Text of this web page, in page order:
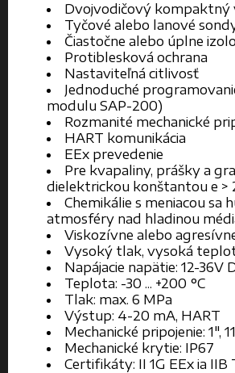
Dvojvodičový kompaktný
Tyčové alebo lanové
Čiastočne alebo úplne
Protiblesková ochrana
Nastaviteľná citlivosť
Jednoduché
modulu SAP-200)
Rozmanité mechanické
HART komunikácia
EEx prevedenie
Pre kvapaliny, prášky a
dielektrickou konštantou e >
Chemikálie s meniacou sa
atmosféry nad hladinou
Viskozívne alebo
Vysoký tlak, vysoká
Napájacie napätie: 12-36V
Teplota: -30 ... +200 °C
Tlak: max. 6 MPa
Výstup: 4-20 mA, HART
Mechanické pripojenie: 1",
Mechanické krytie: IP67
Certifikáty: II 1G EEx ia IIB